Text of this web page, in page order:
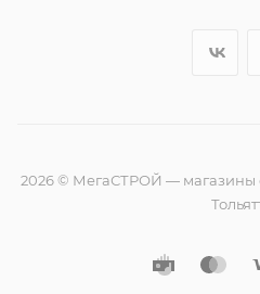
2026 © МегаСТРОЙ — магазины